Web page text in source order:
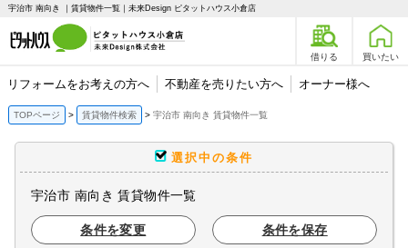
宇治市 南向き ｜賃貸物件一覧｜未来Design ピタットハウス小倉店
借りる 買いたい
リフォームをお考えの方へ 不動産を売りたい方へ オーナー様へ
TOPページ 賃貸物件検索 宇治市 南向き 賃貸物件一覧
選択中の条件
宇治市 南向き 賃貸物件一覧
条件を変更 条件を保存